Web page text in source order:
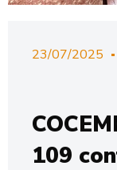
23/07/2025
109